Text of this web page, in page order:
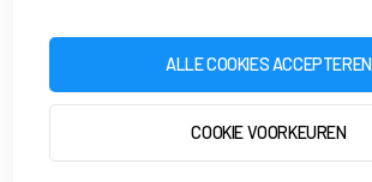
ALLE COOKIES ACCEPTEREN
COOKIE VOORKEUREN